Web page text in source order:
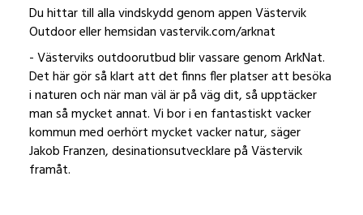
Du hittar till alla vindskydd genom appen Västervik
Outdoor eller hemsidan vastervik.com/arknat
- Västerviks outdoorutbud blir vassare genom ArkNat.
Det här gör så klart att det finns fler platser att besöka
i naturen och när man väl är på väg dit, så upptäcker
man så mycket annat. Vi bor i en fantastiskt vacker
kommun med oerhört mycket vacker natur, säger
Jakob Franzen, desinationsutvecklare på Västervik
framåt.